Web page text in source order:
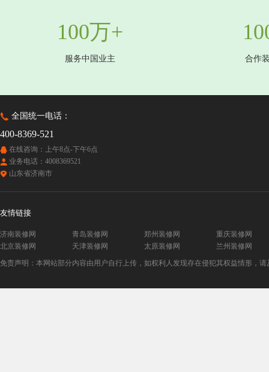
100万+
服务中国业主 合作
全国统一电话：
400-8369-521
在线咨询：上午8点-下午6点
业务电话：4008369521
山东省济南市
友情链接
济南装修网 青岛装修网 郑州装修网
重庆装修网
北京装修网
天津装修网 太原装修网
兰州装修网
免责声明：本网站部分内容由用户自行上传，如权利人发现存在侵犯其权益情形，